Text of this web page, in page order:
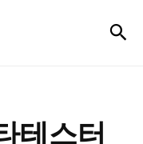
테스터